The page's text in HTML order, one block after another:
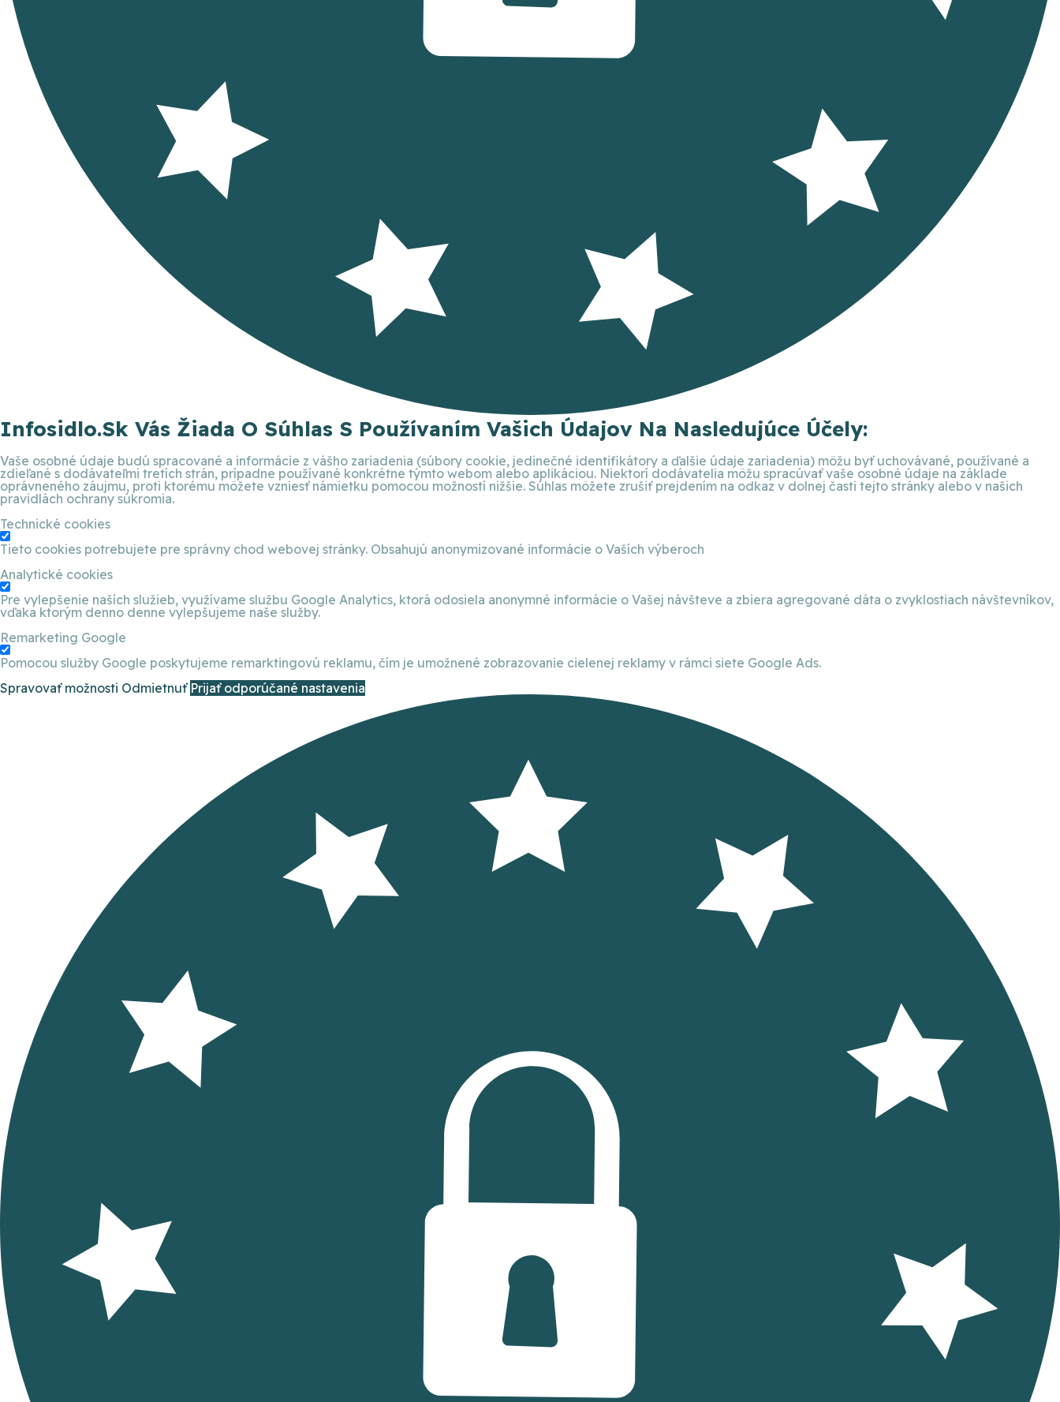
Infosidlo.sk Vás Žiada O Súhlas S Používaním Vašich Údajov Na Nasledujúce Účely:
Vaše osobné údaje budú spracované a informácie z vášho zariadenia (súbory cookie, jedinečné identifikátory a ďalšie údaje zariadenia) môžu byť uchovávané, používané a
zdieľané s dodávateľmi tretích strán, prípadne používané konkrétne týmto webom alebo aplikáciou. Niektorí dodávatelia môžu spracúvať vaše osobné údaje na základe
oprávneného záujmu, proti ktorému môžete vzniesť námietku pomocou možností nižšie. Súhlas môžete zrušiť prejdením na odkaz v dolnej časti tejto stránky alebo v našich
pravidlách ochrany súkromia.
Technické cookies
Tieto cookies potrebujete pre správny chod webovej stránky. Obsahujú anonymizované informácie o Vaších výberoch
Analytické cookies
Pre vylepšenie naších služieb, využívame službu Google Analytics, ktorá odosiela anonymné informácie o Vašej návšteve a zbiera agregované dáta o zvyklostiach návštevníkov,
vďaka ktorým denno denne vylepšujeme naše služby.
Remarketing Google
Pomocou služby Google poskytujeme remarktingovú reklamu, čím je umožnené zobrazovanie cielenej reklamy v rámci siete Google Ads.
Spravovať možnosti Odmietnuť Prijať odporúčané nastavenia